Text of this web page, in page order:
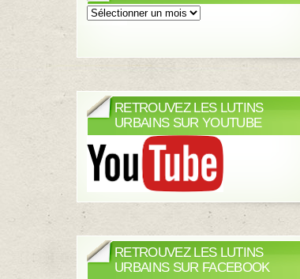
Archives
RETROUVEZ LES LUTINS
URBAINS SUR YOUTUBE
RETROUVEZ LES LUTINS
URBAINS SUR FACEBOOK